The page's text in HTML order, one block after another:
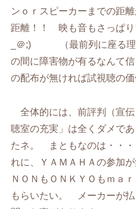
ンｏｒスピーカーまでの距
距離！！ 映も音もさっぱ
_＠;) （最前列に座る
の間に障害物が有るなん
の配布が無ければ試視聴の価
全体的には、前評判（宣
聴室の充実」は全くダメで
たネ。 まともなのは
れに、ＹＡＭＡＨＡの参加
ＮＯＮもＯＮＫＹＯもｍａ
もらいたい。 メーカーが